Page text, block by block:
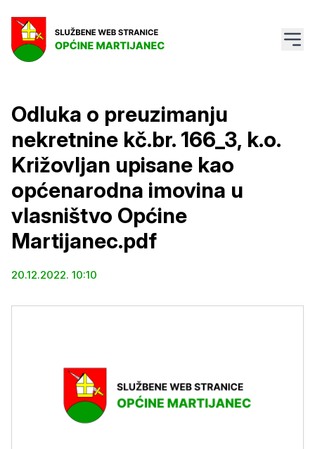
Odluka o preuzimanju
nekretnine kč.br. 166_3, k.o.
Križovljan upisane kao
općenarodna imovina u
vlasništvo Općine
Martijanec.pdf
20.12.2022. 10:10